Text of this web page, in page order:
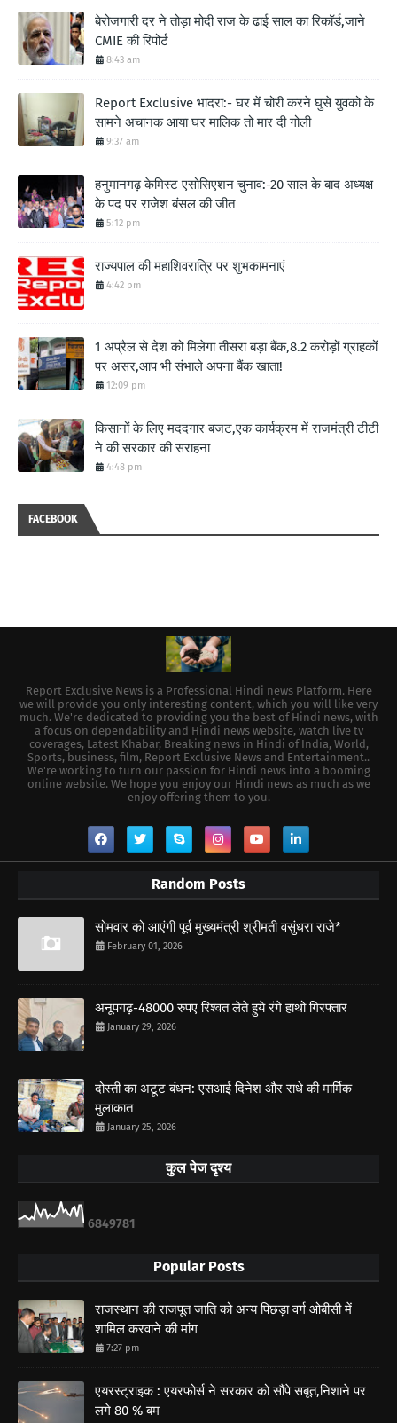
बेरोजगारी दर ने तोड़ा मोदी राज के ढाई साल का रिकॉर्ड,जाने
CMIE की रिपोर्ट
8:43 am
Report Exclusive भादरा:- घर में चोरी करने घुसे युवको के
सामने अचानक आया घर मालिक तो मार दी गोली
9:37 am
हनुमानगढ़ केमिस्ट एसोसिएशन चुनाव:-20 साल के बाद अध्यक्ष
के पद पर राजेश बंसल की जीत
5:12 pm
राज्यपाल की महाशिवरात्रि पर शुभकामनाएं
4:42 pm
1 अप्रैल से देश को मिलेगा तीसरा बड़ा बैंक,8.2 करोड़ों ग्राहकों
पर असर,आप भी संभाले अपना बैंक खाता!
12:09 pm
किसानों के लिए मददगार बजट,एक कार्यक्रम में राजमंत्री टीटी
ने की सरकार की सराहना
4:48 pm
FACEBOOK
Report Exclusive News is a Professional Hindi news Platform. Here
we will provide you only interesting content, which you will like very
much. We're dedicated to providing you the best of Hindi news, with
a focus on dependability and Hindi news website, watch live tv
coverages, Latest Khabar, Breaking news in Hindi of India, World,
Sports, business, film, Report Exclusive News and Entertainment..
We're working to turn our passion for Hindi news into a booming
online website. We hope you enjoy our Hindi news as much as we
enjoy offering them to you.
Random Posts
सोमवार को आएंगी पूर्व मुख्यमंत्री श्रीमती वसुंधरा राजे*
February 01, 2026
अनूपगढ़-48000 रुपए रिश्वत लेते हुये रंगे हाथो गिरफ्तार
January 29, 2026
दोस्ती का अटूट बंधन: एसआई दिनेश और राधे की मार्मिक
मुलाकात
January 25, 2026
कुल पेज दृश्य
6849781
Popular Posts
राजस्थान की राजपूत जाति को अन्य पिछड़ा वर्ग ओबीसी में
शामिल करवाने की मांग
7:27 pm
एयरस्ट्राइक : एयरफोर्स ने सरकार को सौंपे सबूत,निशाने पर
लगे 80 % बम